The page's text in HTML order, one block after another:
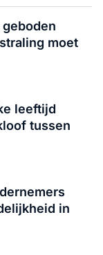
moet
leeftijd
tussen
in